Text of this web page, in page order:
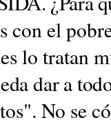
con el
lo tratan
dar a
No se